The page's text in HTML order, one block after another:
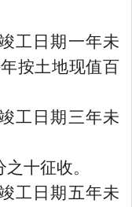
工日期一年未
按土地现值百
工日期三年未
十征收。
工日期五年未